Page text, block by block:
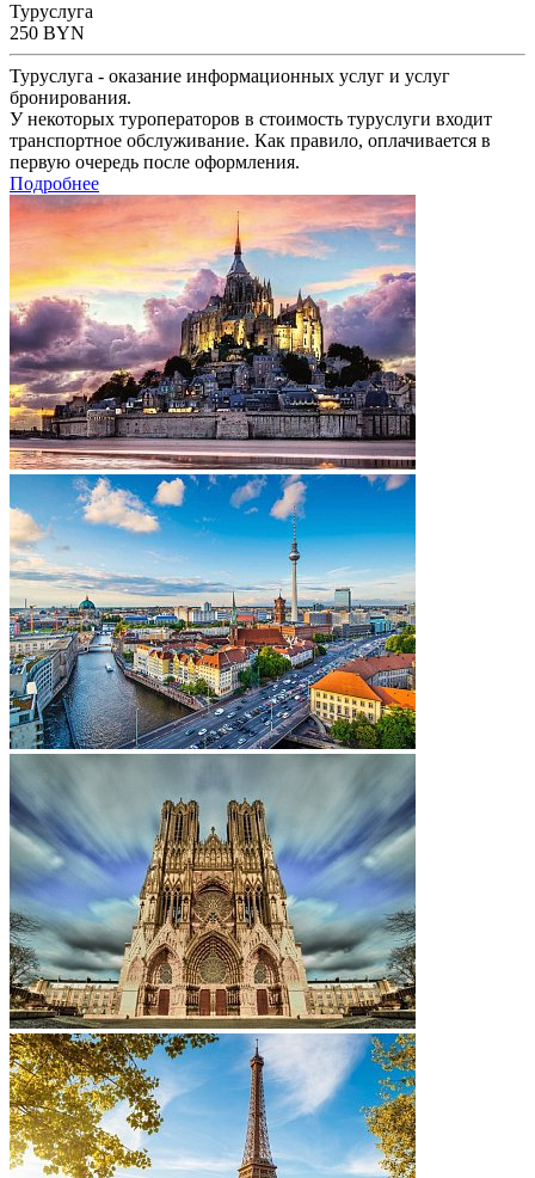
Туруслуга
250 BYN
Туруслуга - оказание информационных услуг и услуг
бронирования.
У некоторых туроператоров в стоимость туруслуги входит
транспортное обслуживание. Как правило, оплачивается в
первую очередь после оформления.
Подробнее